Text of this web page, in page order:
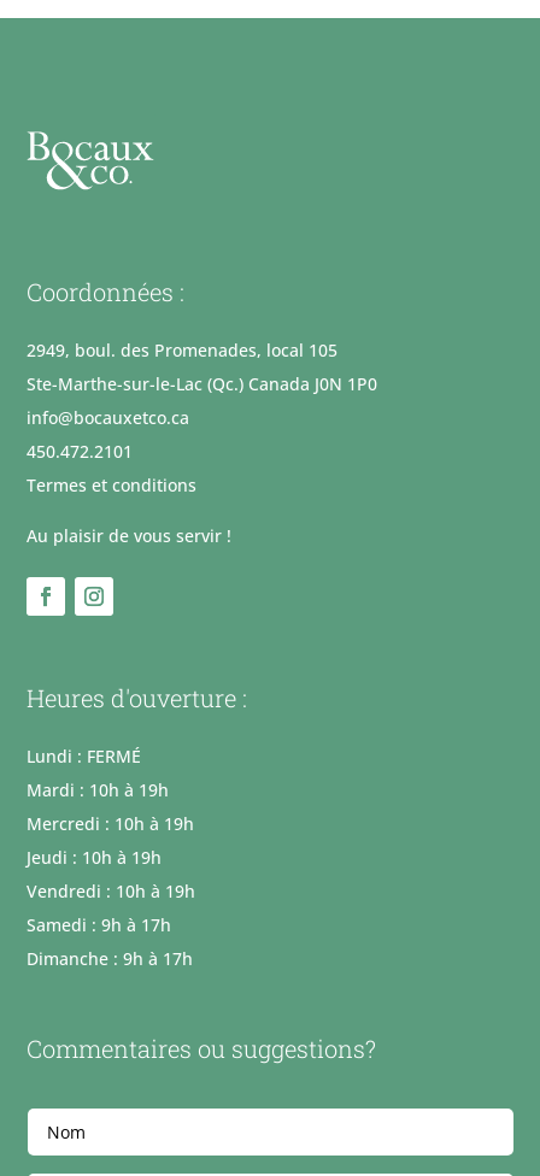
Coordonnées :
2949, boul. des Promenades, local 105
Ste-Marthe-sur-le-Lac (Qc.) Canada J0N 1P0
info@bocauxetco.ca
450.472.2101
Termes et conditions
Au plaisir de vous servir !
Heures d'ouverture :
Lundi : FERMÉ
Mardi : 10h à 19h
Mercredi : 10h à 19h
Jeudi : 10h à 19h
Vendredi : 10h à 19h
Samedi : 9h à 17h
Dimanche : 9h à 17h
Commentaires ou suggestions?